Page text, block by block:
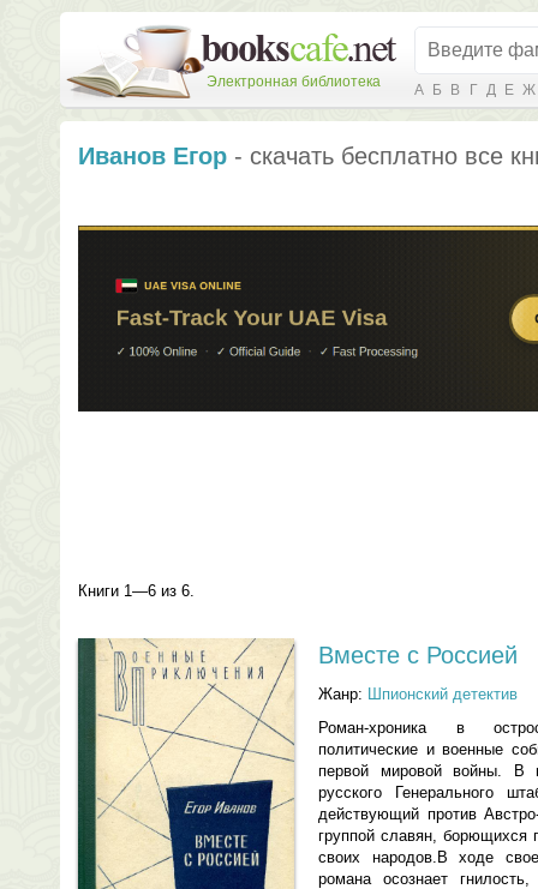
Электронная библиотека А Б В Г Д Е Ж
Иванов Егор - скачать бесплатно все
Книги 1—6 из 6.
Вместе с Россией
Жанр: Шпионский детектив
Роман-хроника в
политические и военные
первой мировой войны. В
русского Генерального
действующий против
группой славян, борющихся
своих народов.В ходе
романа осознает